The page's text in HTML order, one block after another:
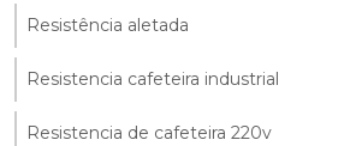
Resistência aletada
Resistencia cafeteira industrial
Resistencia de cafeteira 220v